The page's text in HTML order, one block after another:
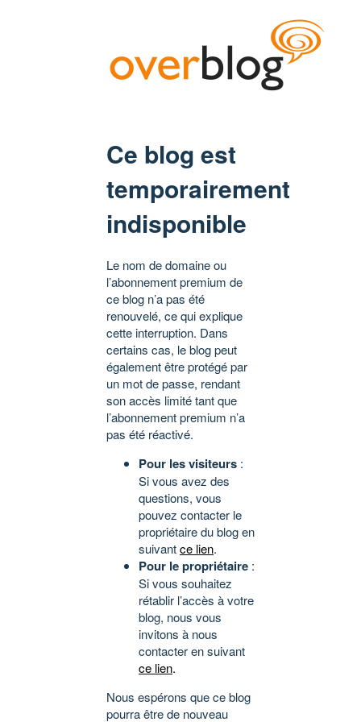
Ce blog est
temporairement
indisponible
Le nom de domaine ou
l’abonnement premium de
ce blog n’a pas été
renouvelé, ce qui explique
cette interruption. Dans
certains cas, le blog peut
également être protégé par
un mot de passe, rendant
son accès limité tant que
l’abonnement premium n’a
pas été réactivé.
Pour les visiteurs :
Si vous avez des
questions, vous
pouvez contacter le
propriétaire du blog en
suivantce lien.
Pour le propriétaire :
Si vous souhaitez
rétablir l’accès à votre
blog, nous vous
invitons à nous
contacter en suivant
ce lien.
Nous espérons que ce blog
pourra être de nouveau